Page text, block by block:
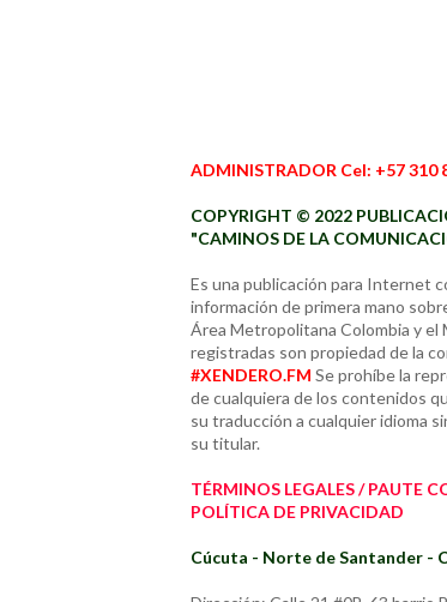
ADMINISTRADOR Cel: +57 310
COPYRIGHT © 2022
"CAMINOS DE LA
Es una publicación para Internet
información de primera mano
Área Metropolitana Colombia y el
registradas son propiedad de la
#XENDERO.FM Se prohíbe la
de cualquiera de los contenidos
su traducción a cualquier idioma
su titular.
TÉRMINOS LEGALES / PAUTE
POLÍTICA DE PRIVACIDAD
Cúcuta - Norte de Santander -